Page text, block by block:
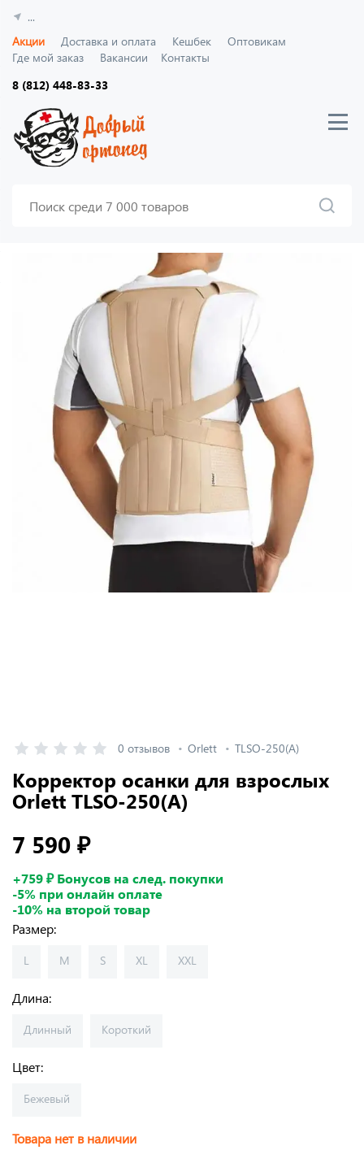
...
Акции
Доставка и оплата Кешбек
Оптовикам
Где мой заказ
Вакансии
Контакты
8 (812) 448-83-33
0 отзывов Orlett TLSO-250(A)
Корректор осанки для взрослых
Orlett TLSO-250(A)
7 590 ₽
+759 ₽ Бонусов на след. покупки
-5% при онлайн оплате
-10% на второй товар
Размер:
L M S XL XXL
Длина:
Длинный Короткий
Цвет:
Бежевый
Товара нет в наличии